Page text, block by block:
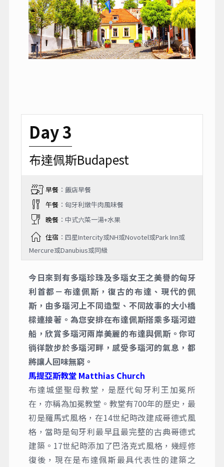
Day 3
布達佩斯Budapest
早餐：飯店早餐
午餐：匈牙利燉牛肉風味餐
晚餐：中式六菜一湯+水果
住宿 ：四星Intercity或NH或Novotel或Park Inn或
Mercure或Danubius或同級
今日來到有多瑙珍珠及多瑙女王之美譽的匈牙
利首都－布達佩斯，復古的布達、現代的佩
斯，由多瑙河上不同造型、不同故事的大小橋
樑連接著。為您安排在布達佩斯搭乘多瑙河遊
船，欣賞多瑙河兩岸美麗的布達與佩斯。你可
徜徉散步於多瑙河畔，感受多瑙河的氣息，都
將讓人回味無窮。
馬提亞斯教堂 Matthias Church
布達城堡聖母教堂，是歷代匈牙利王加冕所
在，亦稱為加冕教堂。教堂有700年的歷史，最
初是羅馬式風格，在14世紀時改建成哥德式風
格，當時是匈牙利最早且最完整的古典哥德式
建築。17世紀時添加了巴洛克式風格，幾經修
復後，現在是布達佩斯最具代表性的建築之